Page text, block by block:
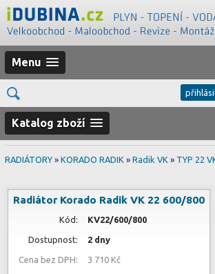
Menu
Katalog zboží
RADIÁTORY » KORADO RADIK » Radik VK » TYP 22
Radiátor Korado Radik VK 22 600/800
Kód: KV22/600/800
Dostupnost: 2 dny
Cena bez DPH: 3 710 Kč